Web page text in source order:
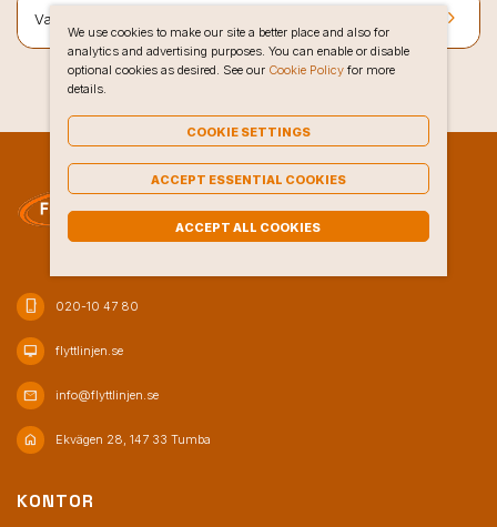
keyboard_arrow_right
Vad kostar dödsbotömning
phone_iphone 020-10 47 80
desktop_mac flyttlinjen.se
mail info@flyttlinjen.se
home Ekvägen 28, 147 33 Tumba
KONTOR
We use cookies to make our site a better place and also for
analytics and advertising purposes. You can enable or disable
optional cookies as desired. See our Cookie Policyfor more
details.
COOKIE SETTINGS
ACCEPT ESSENTIAL COOKIES
ACCEPT ALL COOKIES